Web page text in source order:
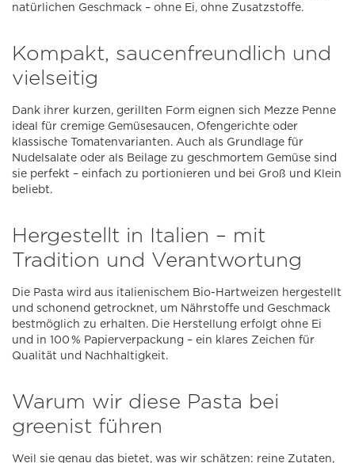
natürlichen Geschmack – ohne Ei, ohne Zusatzstoffe.
Kompakt, saucenfreundlich und
vielseitig
Dank ihrer kurzen, gerillten Form eignen sich Mezze Penne
ideal für cremige Gemüsesaucen, Ofengerichte oder
klassische Tomatenvarianten. Auch als Grundlage für
Nudelsalate oder als Beilage zu geschmortem Gemüse sind
sie perfekt – einfach zu portionieren und bei Groß und Klein
beliebt.
Hergestellt in Italien – mit
Tradition und Verantwortung
Die Pasta wird aus italienischem Bio-Hartweizen hergestellt
und schonend getrocknet, um Nährstoffe und Geschmack
bestmöglich zu erhalten. Die Herstellung erfolgt ohne Ei
und in 100 % Papierverpackung – ein klares Zeichen für
Qualität und Nachhaltigkeit.
Warum wir diese Pasta bei
greenist führen
Weil sie genau das bietet, was wir schätzen: reine Zutaten,